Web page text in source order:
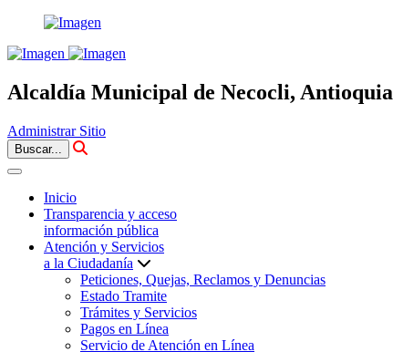
Alcaldía Municipal de Necocli, Antioquia
Administrar Sitio
Buscar...
Inicio
Transparencia y acceso
información pública
Atención y Servicios
a la Ciudadanía
Peticiones, Quejas, Reclamos y Denuncias
Estado Tramite
Trámites y Servicios
Pagos en Línea
Servicio de Atención en Línea